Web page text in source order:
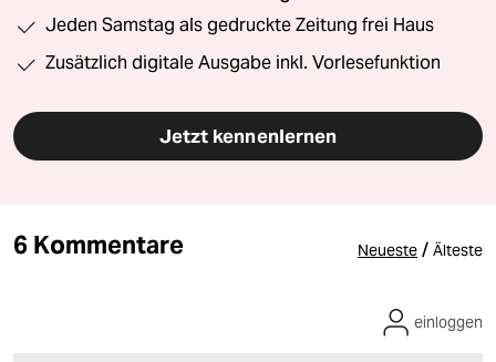
Jeden Samstag als gedruckte Zeitung frei Haus
Zusätzlich digitale Ausgabe inkl. Vorlesefunktion
Jetzt kennenlernen
6 Kommentare Neueste / Älteste
einloggen